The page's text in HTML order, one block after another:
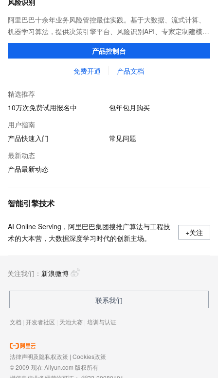
风险识别
阿里巴巴十余年业务风险管控最佳实践。基于大数据、流式计算、
机器学习算法，提供决策引擎平台、风险识别API、专家定制建模等
多维风控服务，一站式解决企业在用户注册、运营活动、交易、信
贷审核等关键业务中所遇到的欺诈问题。
产品控制台
免费开通 产品文档
精选推荐
10万次免费试用报名中
包年包月购买
用户指南
产品快速入门
常见问题
最新动态
产品最新动态
智能引擎技术
AI Online Serving，阿里巴巴集团搜推广算法与工程技
术的大本营，大数据深度学习时代的创新主场。
+关注
关注我们： 新浪微博
联系我们
文档 | 开发者社区 | 天池大赛 | 培训与认证
法律声明及隐私权政策 | Cookies政策
© 2009-现在 Aliyun.com 版权所有